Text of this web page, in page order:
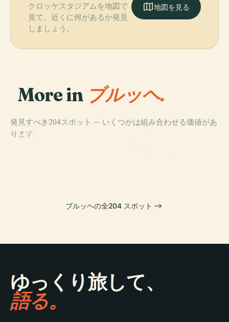
クロッケスタジアムを地図で
見て、近くに何があるか発見
しましょう。
地図を見る
More in ブルッヘ.
発見すべき204スポット — いくつかは組み合わせる価値があ
ります。
PLACE
グルーニング美
PLACE
ブルッヘの全204 スポット
ゆっくり旅して、
語る。